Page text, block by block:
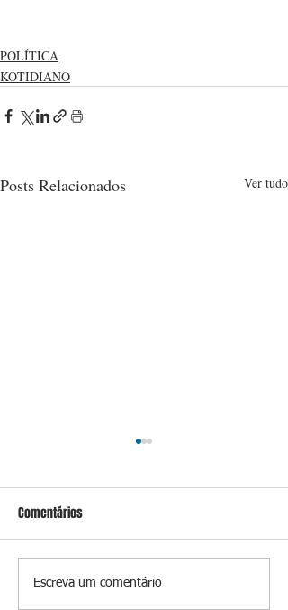
POLÍTICA
KOTIDIANO
Posts Relacionados Ver tudo
Caixa leva a leilão
Comentários
Escreva um comentário